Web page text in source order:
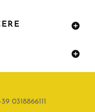
0318866111